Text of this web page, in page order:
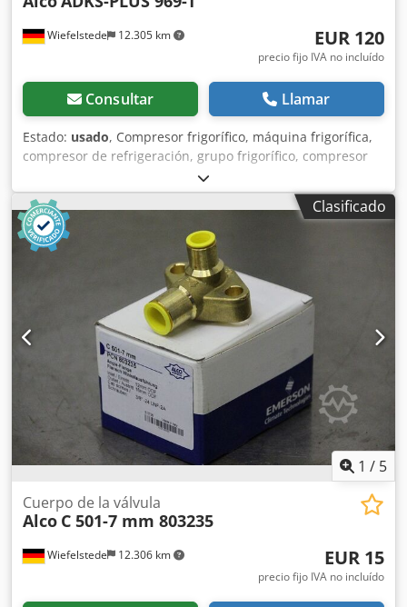
Wiefelstede 12.305 km EUR 120
precio fijo IVA no incluído
Consultar Llamar
Estado: usado, Compresor frigorífico, máquina frigorífica,
compresor de refrigeración, grupo frigorífico, compresor
de refrigerante, compresor, carcasa de filtro-secador -
Fabricante: Alco, carcasa de filtro-secador, nueva, en su
embalaje original -Tipo: ADKS-PLUS 969-T/PCN 883556 -
Presión máxima de funcionamiento: 34,5 bar -Conexión: 1-
1/8" Dodpfx Ajfx Atrjdiock -Dimensiones del paquete:
480/210/A160 mm -Peso: 5,1 kg
Clasificado
1 / 5
Wiefelstede 12.306 km
Cuerpo de la válvula
Alco C 501-7 mm 803235
EUR 15
precio fijo IVA no incluído